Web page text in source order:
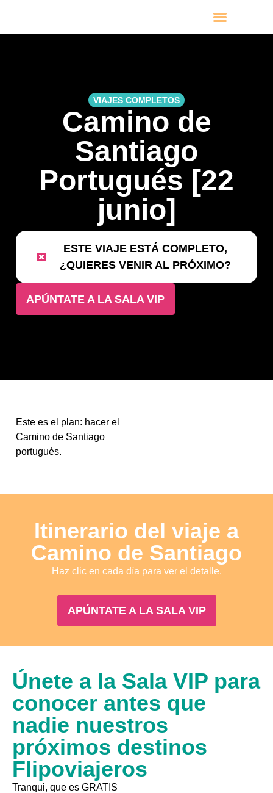
VIAJES COMPLETOS
Camino de
Santiago
Portugués [22
junio]
ESTE VIAJE ESTÁ COMPLETO,
¿QUIERES VENIR AL PRÓXIMO?
APÚNTATE A LA SALA VIP
Este es el plan: hacer el
Camino de Santiago
portugués.
Itinerario del viaje a
Camino de Santiago
Haz clic en cada día para ver el detalle.
APÚNTATE A LA SALA VIP
Únete a la Sala VIP para
conocer antes que
nadie nuestros
próximos destinos
Flipoviajeros
Tranqui, que es GRATIS